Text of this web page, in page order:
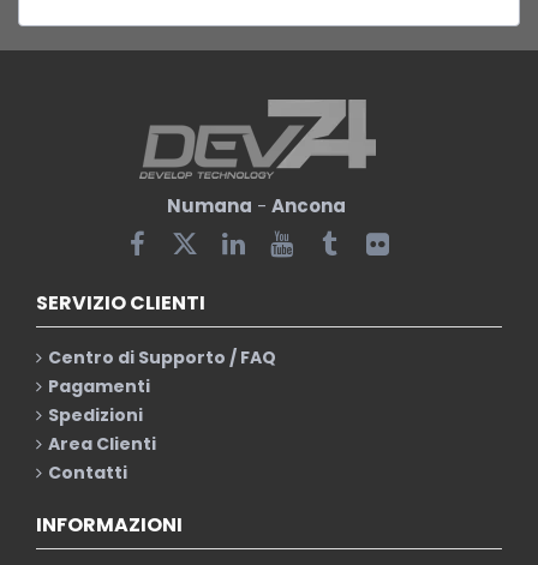
Numana - Ancona
SERVIZIO CLIENTI
Centro di Supporto / FAQ
Pagamenti
Spedizioni
Area Clienti
Contatti
INFORMAZIONI